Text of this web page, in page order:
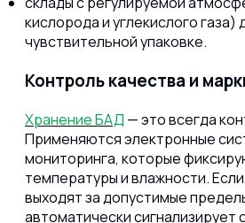
кислорода и углекислого газа)
чувствительной упаковке.
Контроль качества и
Хранение БАД — это всегда
Применяются электронные
мониторинга, которые
температуры и влажности.
выходят за допустимые
автоматически сигнализирует